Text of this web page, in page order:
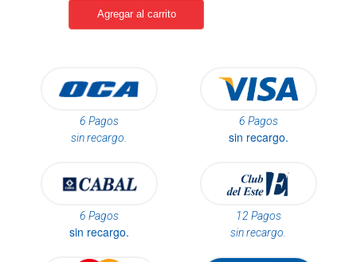
6 Pagos
sin recargo.
6 Pagos
sin recargo.
6 Pagos
sin recargo.
12 Pagos
sin recargo.